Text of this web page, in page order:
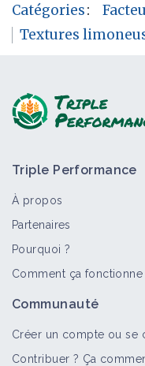
Catégories:
Textures
Triple Performance
À propos
Partenaires
Pourquoi ?
Comment ça fonctionne
Communauté
Créer un compte ou se
Contribuer ? Ça